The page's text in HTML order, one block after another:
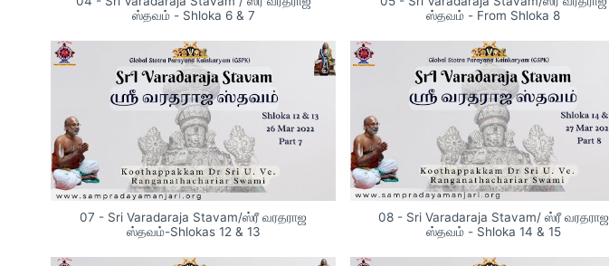
ஸ்தவம் - Shloka 6 & 7
ஸ்தவம் - From Shloka 8
07 - Sri Varadaraja Stavam/ஸ்ரீ வரதராஜ
ஸ்தவம்-Shlokas 12 & 13
08 - Sri Varadaraja Stavam/ ஸ்ரீ வரதராஜ
ஸ்தவம் - Shloka 14 & 15